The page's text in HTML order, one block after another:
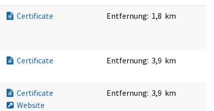
Certificate Entfernung: 1,8 km
Certificate Entfernung: 3,9 km
Certificate
Website
Entfernung: 3,9 km